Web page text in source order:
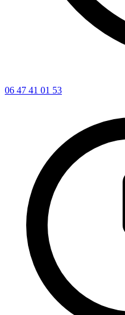
06 47 41 01 53